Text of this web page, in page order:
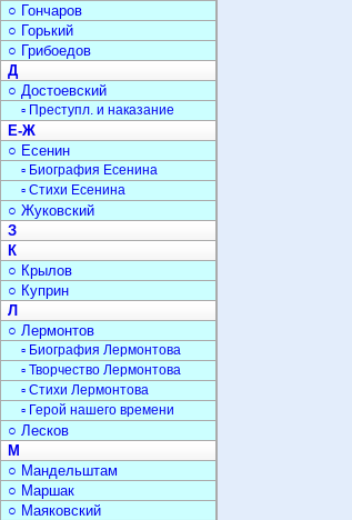
○ Гончаров
○ Горький
○ Грибоедов
Д
○ Достоевский
▫ Преступл. и наказание
Е-Ж
○ Есенин
▫ Биография Есенина
▫ Стихи Есенина
○ Жуковский
З
К
○ Крылов
○ Куприн
Л
○ Лермонтов
▫ Биография Лермонтова
▫ Творчество Лермонтова
▫ Стихи Лермонтова
▫ Герой нашего времени
○ Лесков
М
○ Мандельштам
○ Маршак
○ Маяковский